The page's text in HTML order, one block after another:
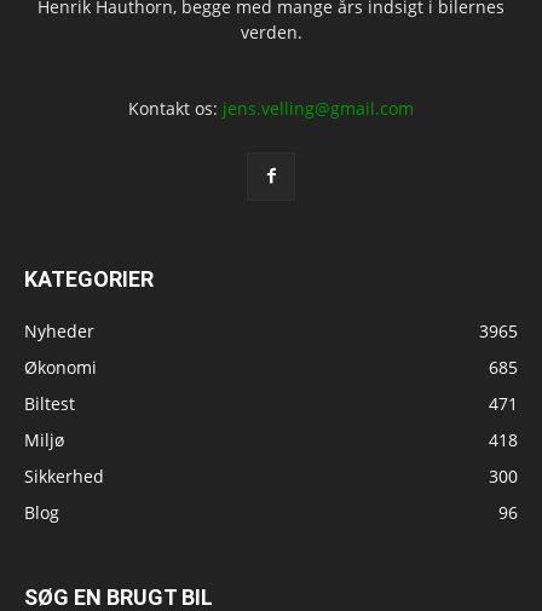
Henrik Hauthorn, begge med mange års indsigt i bilernes
verden.
Kontakt os: jens.velling@gmail.com
KATEGORIER
Nyheder
3965
Økonomi
685
Biltest
471
Miljø
418
Sikkerhed
300
Blog
96
SØG EN BRUGT BIL